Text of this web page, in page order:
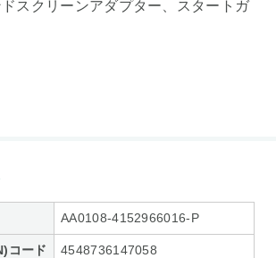
スクリーンアダプター、スタートガ
AA0108-4152966016-P
コード 4548736147058